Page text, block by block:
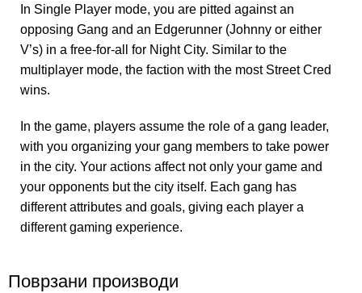
In Single Player mode, you are pitted against an
opposing Gang and an Edgerunner (Johnny or either
V’s) in a free-for-all for Night City. Similar to the
multiplayer mode, the faction with the most Street Cred
wins.
In the game, players assume the role of a gang leader,
with you organizing your gang members to take power
in the city. Your actions affect not only your game and
your opponents but the city itself. Each gang has
different attributes and goals, giving each player a
different gaming experience.
Поврзани производи